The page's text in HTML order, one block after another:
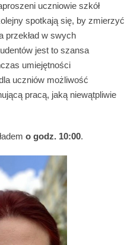
uczniowie szkół
spotkają się, by zmierzyć
przekład w swych
jest to szansa
umiejętności
uczniów możliwość
pracą, jaką niewątpliwie
o godz. 10:00.